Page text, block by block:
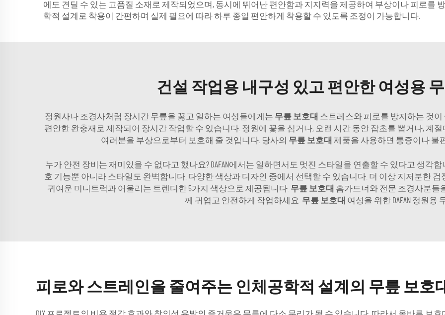
에도 견딜 수 있는 고품질 소재로 제작되었으며, 동시에 뛰어난 편안함과 지지력을 제공하여 부상이나 피로를
학적 설계로 착용이 간편하며 실제 필요에 따라 하루 종일 편안하게 착용할 수 있도록 조정이 가능합니다.
건설 작업용 내구성 있고 편안한 여성용
정원사나 조경사처럼 장시간 무릎을 꿇고 일하는 여성들에게는 무릎 보호대 스트레스와 피로를 방지하는 것이
편안한 완충재로 제작되어 장시간 작업할 수 있습니다. 정원에 꽃을 심거나, 오랜 시간 동안 잡초를 뽑거나, 계
여러분을 부상으로부터 보호해 줄 것입니다. 당사의 무릎 보호대 제품을 사용하면 통증이나 불
누가 안전 장비는 재미있을 수 없다고 했나요? DAFAN에서는 일하면서도 멋진 스타일을 연출할 수 있다고 생각
호 기능뿐 아니라 스타일도 완벽합니다. 다양한 색상과 디자인 중에서 선택할 수 있습니다. 더 이상 지저분한
귀여운 미니트럭과 어울리는 트렌디한 5가지 색상으로 제공됩니다. 무릎 보호대 홈가드너와 전문 조경사분들
께 귀엽고 안전하게 작업하세요. 무릎 보호대 여성을 위한 DAFAN 정원용
피로와 스트레인을 줄여주는 인체공학적 설계의 무릎 보호